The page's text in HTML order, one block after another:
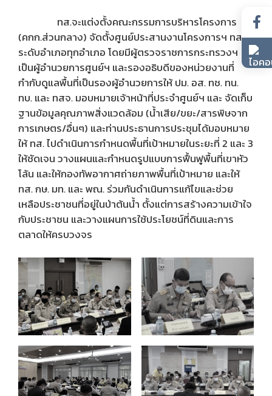
ทส.จะแต่งตั้งคณะกรรมการบริหารโครงการ
(คกก.ส่วนกลาง) จัดตั้งศูนย์ประสานงานโครงการฯ ทส.
ระดับอำเภอทุกอำเภอ โดยมีผู้ตรวจราชการกระทรวงฯ
เป็นผู้อำนวยการศูนย์ฯ และรองอธิบดีของหน่วยงานที่
กำกับดูแลพื้นที่เป็นรองผู้อำนวยการให้ ปม. อส. ทช. ทน.
ทบ. และ ทสจ. มอบหมายเจ้าหน้าที่ประจำศูนย์ฯ และ จัดเก็บ
ฐานข้อมูลคุณภาพสิ่งแวดล้อม (น้ำเสีย/ขยะ/สารพิษจาก
การเกษตร/อื่นๆ) และท่านประธานการประชุมได้มอบหมาย
ให้ ทส. ไปดำเนินการกำหนดพื้นที่เป้าหมายในระยะที่ 2 และ 3
ให้ชัดเจน วางแผนและกำหนดรูปแบบการฟื้นฟูพื้นที่เขาหัว
โล้น และให้กองทัพอากาศถ่ายภาพพื้นที่เป้าหมาย และให้
ทส. กษ. มท. และ พณ. ร่วมกันดำเนินการแก้ไขและช่วย
เหลือประชาชนที่อยู่ในป่าต้นน้ำ ตั้งแต่การสร้างความเข้าใจ
กับประชาชน และวางแผนการใช้ประโยชน์ที่ดินและการ
ตลาดให้ครบวงจร